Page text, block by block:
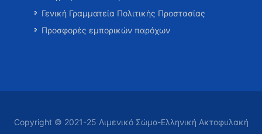
Γενική Γραμματεία Πολιτικής Προστασίας
Προσφορές εμπορικών παρόχων
Copyright © 2021-25 Λιμενικό Σώμα-Ελληνική Ακτοφυλακή